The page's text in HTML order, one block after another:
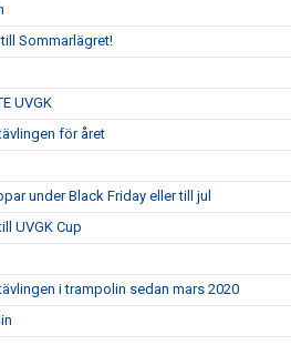
Sommarlägret!
UVGK
för året
under Black Friday eller till jul
UVGK Cup
i trampolin sedan mars 2020